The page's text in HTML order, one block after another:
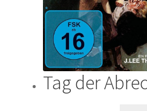
Tag der